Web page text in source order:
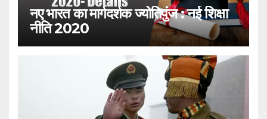
नए भारत का मार्गदर्शक ज्योतिपुंज : नई शिक्षा
नीति 2020